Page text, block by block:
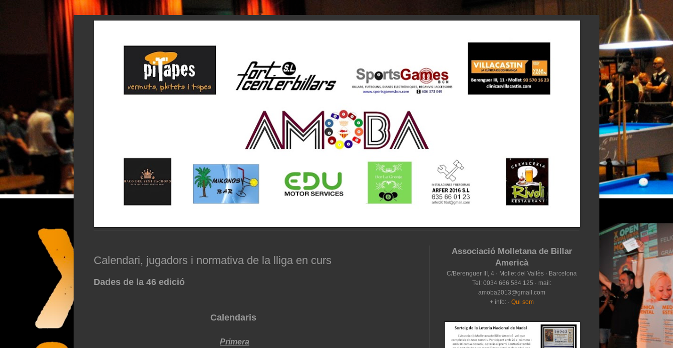
Calendari, jugadors i normativa de la lliga en curs
Dades de la 46 edició
Calendaris
Primera
Associació Molletana de Billar
Americà
C/Berenguer III, 4 · Mollet del Vallès · Barcelona
Tel: 0034 666 584 125 · mail:
amoba2013@gmail.com
+ info: · Qui som